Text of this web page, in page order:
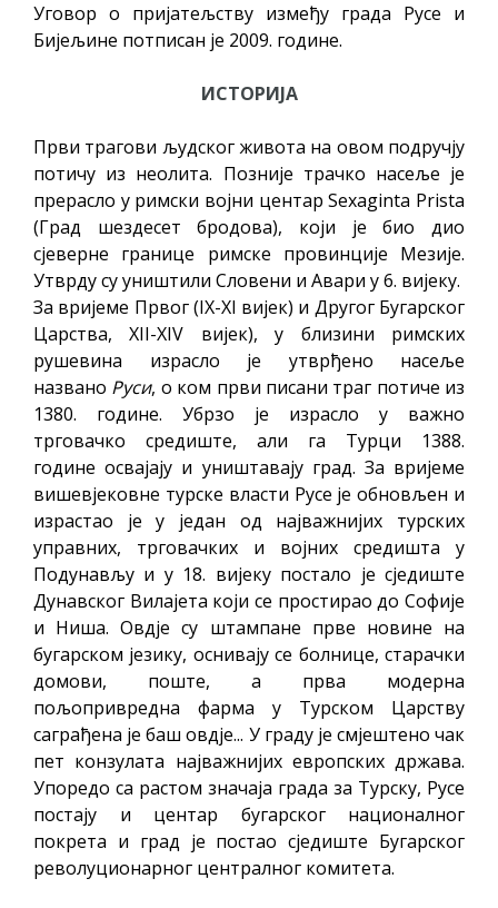
Уговор о пријатељству између града Русе и
Бијељине потписан је 2009. године.
ИСТОРИЈА
Први трагови људског живота на овом подручју
потичу из неолита. Позније трачко насеље је
прерасло у римски војни центар Sexaginta Prista
(Град шездесет бродова), који је био дио
сјеверне границе римске провинције Мезије.
Утврду су уништили Словени и Авари у 6. вијеку.
За вријеме Првог (IX-XI вијек) и Другог Бугарског
Царства, XII-XIV вијек), у близини римских
рушевина израсло је утврђено насеље
названо Руси, о ком први писани траг потиче из
1380. године. Убрзо је израсло у важно
трговачко средиште, али га Турци 1388.
године освајају и уништавају град. За вријеме
вишевјековне турске власти Русе је обновљен и
израстао је у један од најважнијих турских
управних, трговачких и војних средишта у
Подунављу и у 18. вијеку постало је сједиште
Дунавског Вилајета који се простирао до Софије
и Ниша. Овдје су штампане прве новине на
бугарском језику, оснивају се болнице, старачки
домови, поште, а прва модерна
пољопривредна фарма у Турском Царству
саграђена је баш овдје... У граду је смјештено чак
пет конзулата најважнијих европских држава.
Упоредо са растом значаја града за Турску, Русе
постају и центар бугарског националног
покрета и град је постао сједиште Бугарског
револуционарног централног комитета.